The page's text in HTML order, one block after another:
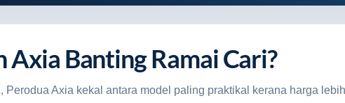
Axia Banting Ramai Cari?
, Perodua Axia kekal antara model paling praktikal kerana harga